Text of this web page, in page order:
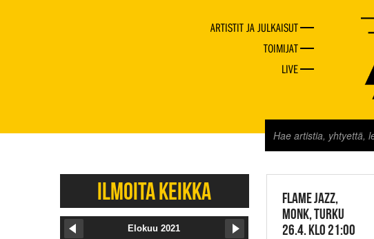
ARTISTIT JA JULKAISUT
TOIMIJAT
LIVE
JAZZ FINLAND
FLAME JAZZ,
MONK, TURKU
26.4. KLO 21:00
ILMOITA KEIKKA
Elokuu 2021